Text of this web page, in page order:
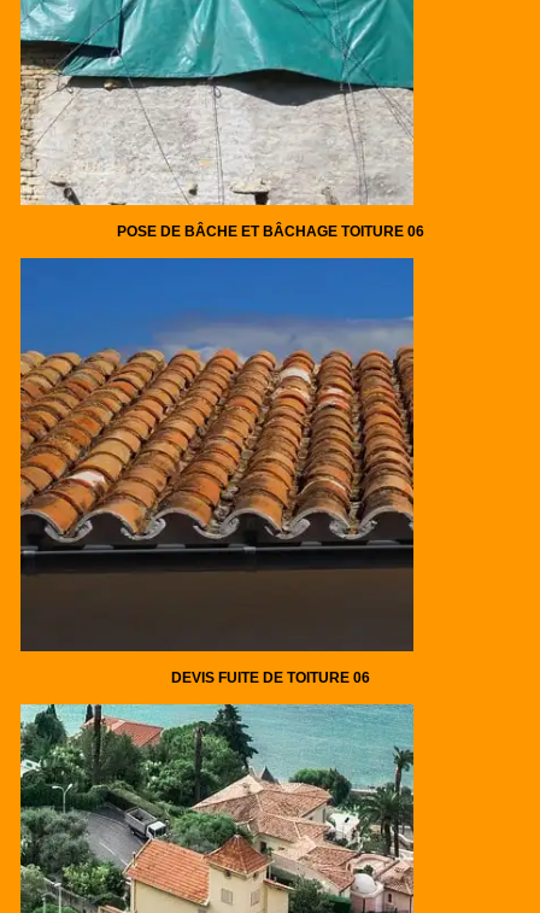
POSE DE BÂCHE ET BÂCHAGE TOITURE 06
DEVIS FUITE DE TOITURE 06